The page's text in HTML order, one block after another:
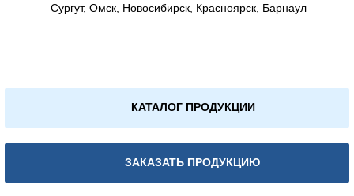
Сургут, Омск, Новосибирск, Красноярск, Барнаул
КАТАЛОГ ПРОДУКЦИИ
ЗАКАЗАТЬ ПРОДУКЦИЮ